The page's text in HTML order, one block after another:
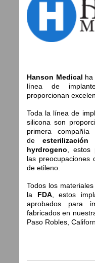
Hanson Medical ha
línea de
proporcionan
Toda la línea de
silicona son
primera
de
hyrdrogeno ,
las preocupaciones
de etileno.
Todos los
la FDA, estos
aprobados para
fabricados en
Paso Robles,